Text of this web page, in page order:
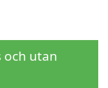
och utan